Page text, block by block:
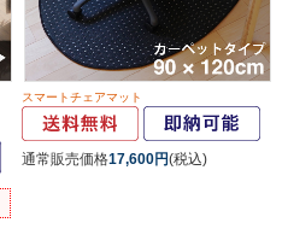
スマートチェアマット
通常販売価格17,600円(税込)